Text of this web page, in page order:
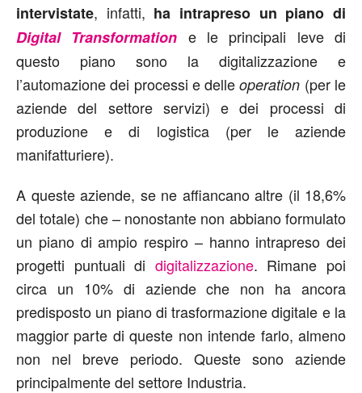
intervistate, infatti, ha intrapreso un piano di
Digital Transformation e le principali leve di
questo piano sono la digitalizzazione e
l’automazione dei processi e delleoperation (per le
aziende del settore servizi) e dei processi di
produzione e di logistica (per le aziende
manifatturiere).
A queste aziende, se ne affiancano altre (il 18,6%
del totale) che – nonostante non abbiano formulato
un piano di ampio respiro – hanno intrapreso dei
progetti puntuali di digitalizzazione. Rimane poi
circa un 10% di aziende che non ha ancora
predisposto un piano di trasformazione digitale e la
maggior parte di queste non intende farlo, almeno
non nel breve periodo. Queste sono aziende
principalmente del settore Industria.